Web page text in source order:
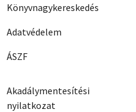
Könyvnagykereskedés
Adatvédelem
ÁSZF
Akadálymentesítési
nyilatkozat